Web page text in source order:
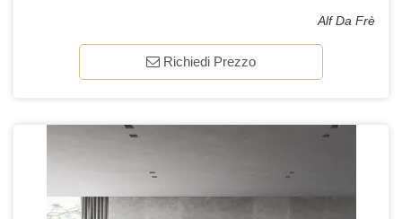
Alf Da Frè
Richiedi Prezzo